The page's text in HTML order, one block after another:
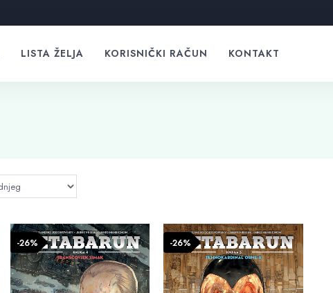
LISTA ŽELJA KORISNIČKI RAČUN KONTAKT
-26% -26%